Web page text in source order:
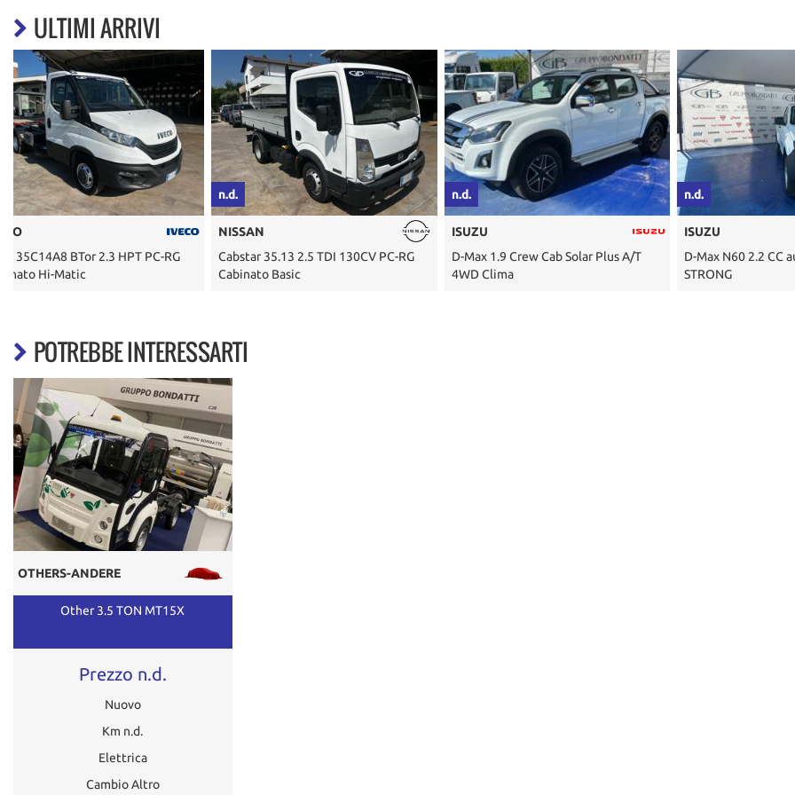
ULTIMI ARRIVI
n.d.
NISSAN
Cabstar 35.13 2.5 TDI 130CV PC-RG
Cabinato Basic
n.d.
ISUZU
D-Max 1.9 Crew Cab Solar Plus A/T
4WD Clima
n.d.
ISUZU
D-Max N60 2.2 CC aut. Single B-
STRONG
n.d.
3.5 TON
POTREBBE INTERESSARTI
OTHERS-ANDERE
Other 3.5 TON MT15X
Prezzo n.d.
Nuovo
Km n.d.
Elettrica
Cambio Altro